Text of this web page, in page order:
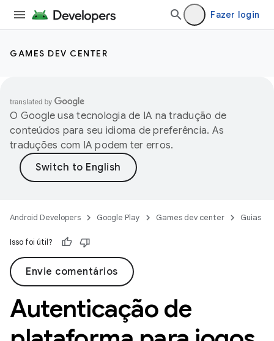
Fazer login
GAMES DEV CENTER
O Google usa tecnologia de IA na tradução de
conteúdos para seu idioma de preferência. As
traduções com IA podem ter erros.
Android Developers Google Play Games dev center Guias
Isso foi útil?
Envie comentários
Autenticação de